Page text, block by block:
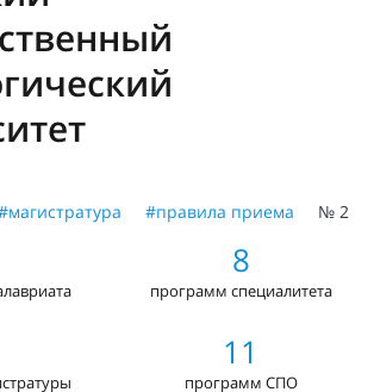
#правила приема
№ 2
8
программ специалитета
11
программ СПО